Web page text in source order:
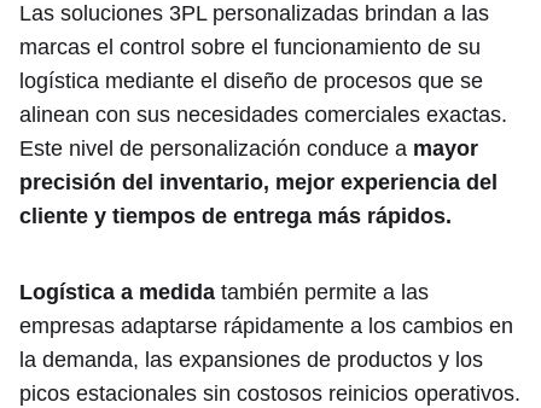
Las soluciones 3PL personalizadas brindan a las
marcas el control sobre el funcionamiento de su
logística mediante el diseño de procesos que se
alinean con sus necesidades comerciales exactas.
Este nivel de personalización conduce a mayor
precisión del inventario, mejor experiencia del
cliente y tiempos de entrega más rápidos.
Logística a medida también permite a las
empresas adaptarse rápidamente a los cambios en
la demanda, las expansiones de productos y los
picos estacionales sin costosos reinicios operativos.